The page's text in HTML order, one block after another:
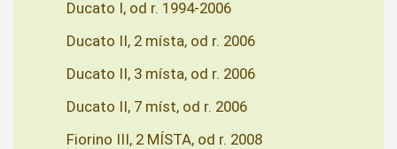
Ducato I, od r. 1994-2006
Ducato II, 2 místa, od r. 2006
Ducato II, 3 místa, od r. 2006
Ducato II, 7 míst, od r. 2006
Fiorino III, 2 MÍSTA, od r. 2008